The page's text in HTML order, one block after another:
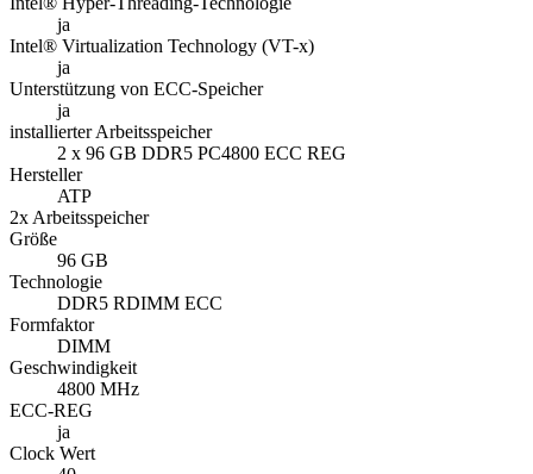
ja
Intel® Virtualization Technology (VT-x)
ja
Unterstützung von ECC-Speicher
ja
installierter Arbeitsspeicher
2 x 96 GB DDR5 PC4800 ECC REG
Hersteller
ATP
2x Arbeitsspeicher
Größe
96 GB
Technologie
DDR5 RDIMM ECC
Formfaktor
DIMM
Geschwindigkeit
4800 MHz
ECC-REG
ja
Clock Wert